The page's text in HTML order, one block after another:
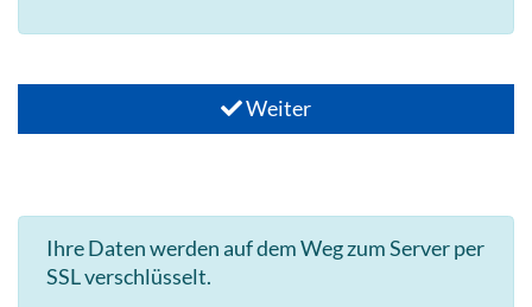
Weiter
Ihre Daten werden auf dem Weg zum Server per
SSL verschlüsselt.